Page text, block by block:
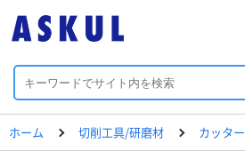
ホーム 切削工具/研磨材 カッター